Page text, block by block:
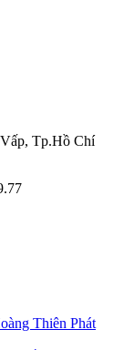
Tp.Hồ Chí
Thiên Phát